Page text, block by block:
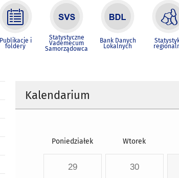
Publikacje i
foldery
Statystyczne
Vademecum
Samorządowca
Bank Danych
Lokalnych
Kalendarium
Poniedziałek Wtorek
29 30